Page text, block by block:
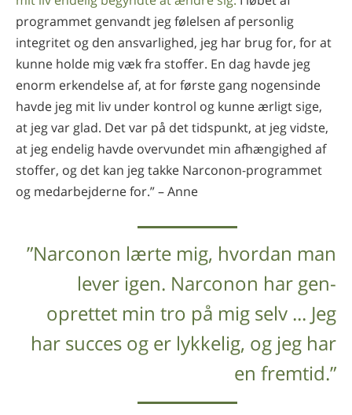
programmet genvandt jeg følelsen af personlig
integritet og den ansvarlighed, jeg har brug for, for at
kunne holde mig væk fra stoffer. En dag havde jeg
enorm erkendelse af, at for første gang nogensinde
havde jeg mit liv under kontrol og kunne ærligt sige,
at jeg var glad. Det var på det tidspunkt, at jeg vidste,
at jeg endelig havde overvundet min afhængighed af
stoffer, og det kan jeg takke Narconon-programmet
og medarbejderne for.” – Anne
”Narconon lærte mig, hvordan man
lever igen. Narconon har gen­
oprettet min tro på mig selv ... Jeg
har succes og er lykkelig, og jeg har
en fremtid.”